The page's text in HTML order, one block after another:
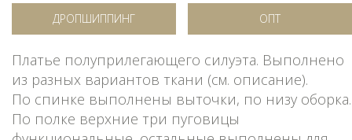
ДРОПШИППИНГ ОПТ
Платье полуприлегающего силуэта. Выполнено
из разных вариантов ткани (см. описание).
По спинке выполнены выточки, по низу оборка.
По полке верхние три пуговицы